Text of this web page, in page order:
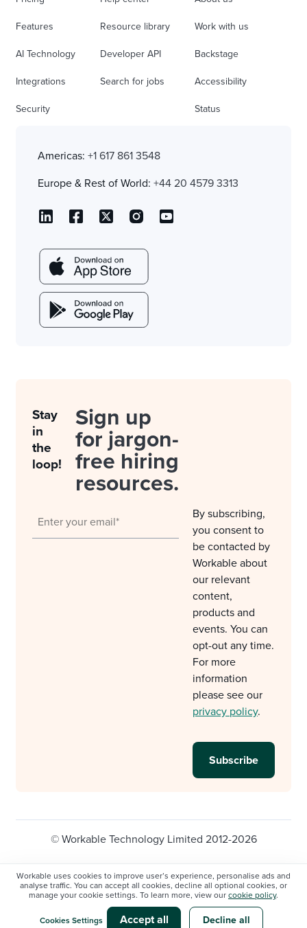
Workable uses cookies to improve user’s experience, personalise ads and
analyse traffic. You can accept all cookies, decline all optional cookies, or
manage your cookie settings. To learn more, view our cookie policy.
Cookies Settings Accept all Decline all
Features
AI Technology
Integrations
Security
Resource library
Developer API
Search for jobs
Work with us
Backstage
Accessibility
Status
Americas: +1 617 861 3548
Europe & Rest of World: +44 20 4579 3313
Stay
in
the
loop!
Sign up
for jargon-
free hiring
resources.
By subscribing,
you consent to
be contacted by
Workable about
our relevant
content,
products and
events. You can
opt-out any time.
For more
information
please see our
privacy policy.
© Workable Technology Limited 2012-2026
Privacy policy
Cookie Settings
Do not sell/share my personal information
Modern slavery statement